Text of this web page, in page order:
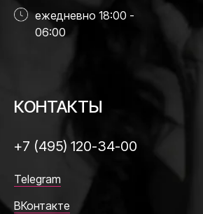
ежедневно 18:00 -
06:00
Telegram
ВКонтакте
КОНТАКТЫ
+7 (495) 120-34-00